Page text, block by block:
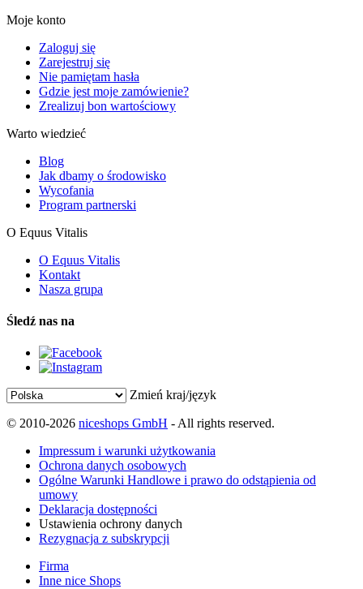
Moje konto
Zaloguj się
Zarejestruj się
Nie pamiętam hasła
Gdzie jest moje zamówienie?
Zrealizuj bon wartościowy
Warto wiedzieć
Blog
Jak dbamy o środowisko
Wycofania
Program partnerski
O Equus Vitalis
O Equus Vitalis
Kontakt
Nasza grupa
Śledź nas na
Zmień kraj/język
© 2010-2026 niceshops GmbH - All rights reserved.
Impressum i warunki użytkowania
Ochrona danych osobowych
Ogólne Warunki Handlowe i prawo do odstąpienia od
umowy
Deklaracja dostępności
Ustawienia ochrony danych
Rezygnacja z subskrypcji
Firma
Inne nice Shops